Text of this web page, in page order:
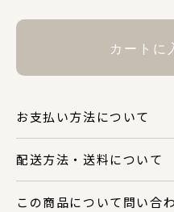
マスク関係
お支払い方法について
配送方法・送料について
この商品について問い合